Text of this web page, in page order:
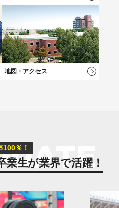
地図・アクセス
業生が業界で活躍！
100％！